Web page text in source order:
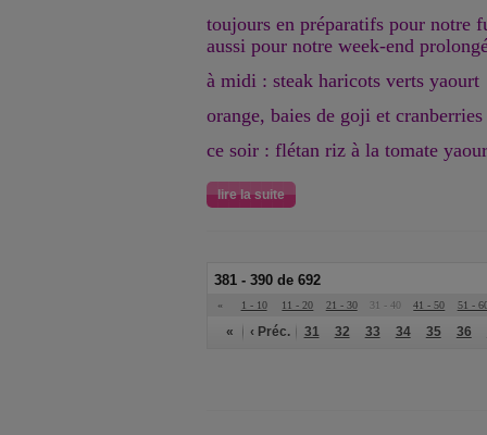
toujours en préparatifs pour notre
aussi pour notre week-end
à midi : steak haricots verts yaourt
orange, baies de goji et cranberries
ce soir : flétan riz à la tomate
lire la suite
381 - 390 de 692
« 1 - 10 11 - 20 21 - 30 31 - 40 41 - 50 51 -
« ‹ Préc. 31 32 33 34 35 36